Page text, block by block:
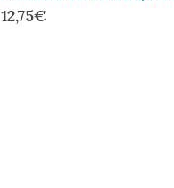
12,75€